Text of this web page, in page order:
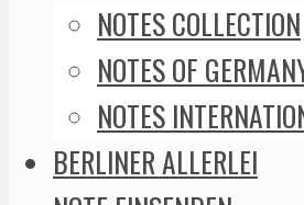
NOTES COLLECTION
NOTES OF
NOTES
BERLINER ALLERLEI